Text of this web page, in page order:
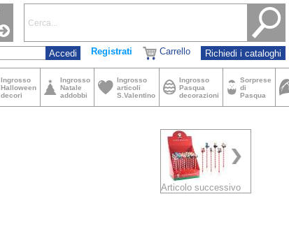
Registrati Carrello Richiedi i cataloghi
Ingrosso
Halloween
decori
Ingrosso
Natale
addobbi
Ingrosso
articoli
S.Valentino
Ingrosso
Pasqua
decorazioni
Sorprese
di
Pasqua
Articolo successivo